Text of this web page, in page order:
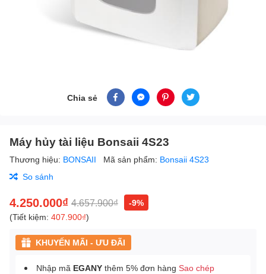
Chia sẻ
Máy hủy tài liệu Bonsaii 4S23
Thương hiệu: BONSAII Mã sản phẩm: Bonsaii 4S23
So sánh
4.250.000₫ 4.657.900₫
-9%
(Tiết kiệm: 407.900₫)
KHUYẾN MÃI - ƯU ĐÃI
Nhập mã EGANY thêm 5% đơn hàng Sao chép